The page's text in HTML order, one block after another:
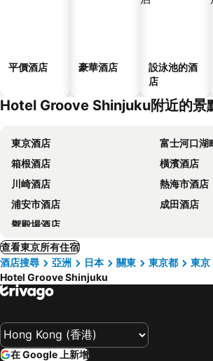
平價酒店 豪華酒店
設泳池的酒
店
Hotel Groove Shinjuku附近的景
東京酒店
富士河口湖
箱根酒店
橫濱酒店
川崎酒店
熱海市酒店
浦安市酒店
成田酒店
禦殿場酒店
查看東京所有住宿
酒店搜尋
亞洲 日本 關東 東京都
東京
Hotel Groove Shinjuku
在 Google 上新增